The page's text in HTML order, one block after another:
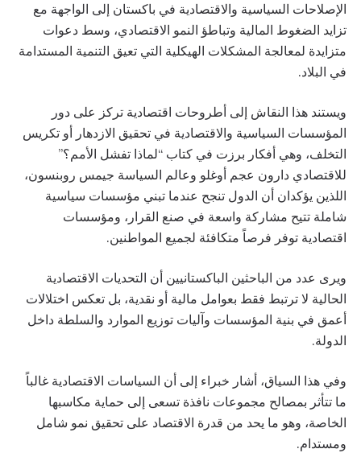
الإصلاحات السياسية والاقتصادية في باكستان إلى الواجهة مع
تزايد الضغوط المالية وتباطؤ النمو الاقتصادي، وسط دعوات
متزايدة لمعالجة المشكلات الهيكلية التي تعيق التنمية المستدامة
في البلاد.
ويستند هذا النقاش إلى أطروحات اقتصادية تركز على دور
المؤسسات السياسية والاقتصادية في تحقيق الازدهار أو تكريس
التخلف، وهي أفكار برزت في كتاب “لماذا تفشل الأمم؟”
للاقتصادي دارون عجم أوغلو وعالم السياسة جيمس روبنسون،
اللذين يؤكدان أن الدول تنجح عندما تبني مؤسسات سياسية
شاملة تتيح مشاركة واسعة في صنع القرار، ومؤسسات
اقتصادية توفر فرصاً متكافئة لجميع المواطنين.
ويرى عدد من الباحثين الباكستانيين أن التحديات الاقتصادية
الحالية لا ترتبط فقط بعوامل مالية أو نقدية، بل تعكس اختلالات
أعمق في بنية المؤسسات وآليات توزيع الموارد والسلطة داخل
الدولة.
وفي هذا السياق، أشار خبراء إلى أن السياسات الاقتصادية غالباً
ما تتأثر بمصالح مجموعات نافذة تسعى إلى حماية مكاسبها
الخاصة، وهو ما يحد من قدرة الاقتصاد على تحقيق نمو شامل
ومستدام.